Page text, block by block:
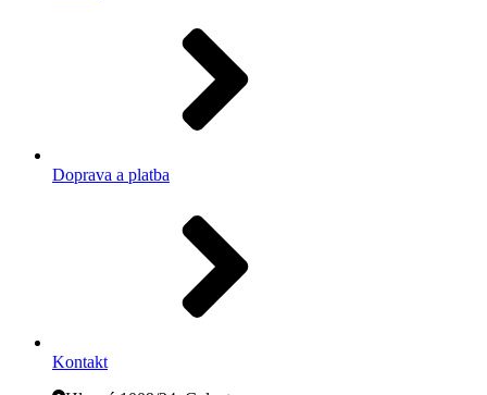
Doprava a platba
Kontakt